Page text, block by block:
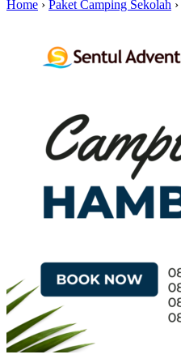
Home › Paket Camping Sekolah ›